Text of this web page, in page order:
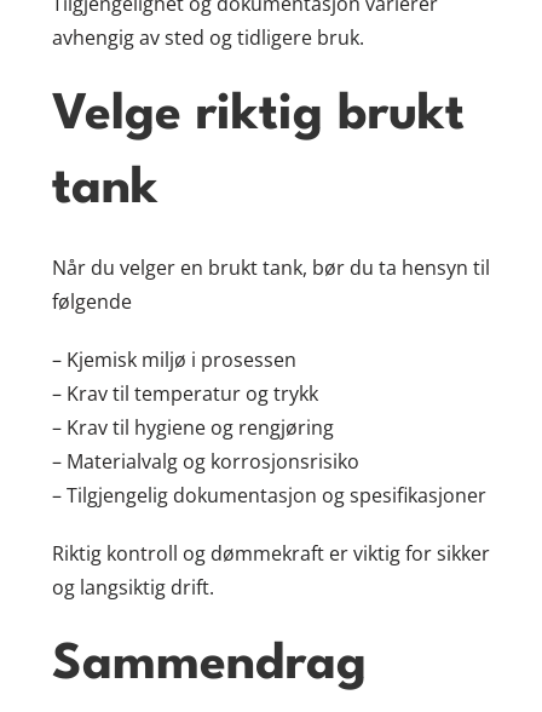
avhengig av sted og tidligere bruk.
Velge riktig brukt
tank
Når du velger en brukt tank, bør du ta hensyn til
følgende
– Kjemisk miljø i prosessen
– Krav til temperatur og trykk
– Krav til hygiene og rengjøring
– Materialvalg og korrosjonsrisiko
– Tilgjengelig dokumentasjon og spesifikasjoner
Riktig kontroll og dømmekraft er viktig for sikker
og langsiktig drift.
Sammendrag